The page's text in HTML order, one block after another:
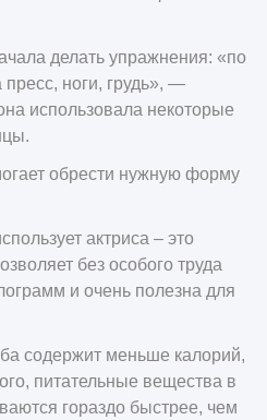
делать упражнения: «по
ноги, грудь», —
использовала некоторые
обрести нужную форму
актриса – это
без особого труда
и очень полезна для
содержит меньше калорий,
питательные вещества в
гораздо быстрее, чем